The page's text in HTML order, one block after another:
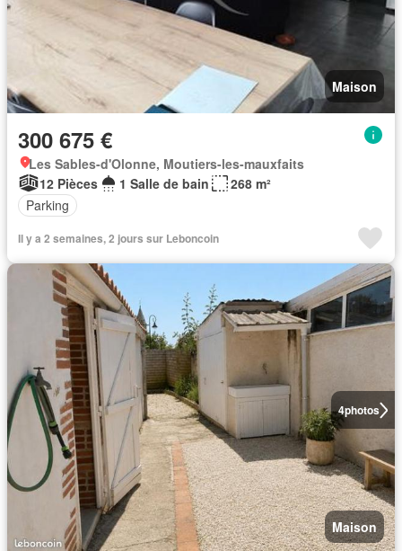
Maison
300 675 €
Les Sables-d'Olonne, Moutiers-les-mauxfaits
12 Pièces
1 Salle de bain
268 m²
Parking
Il y a 2 semaines, 2 jours sur Leboncoin
4photos
Maison